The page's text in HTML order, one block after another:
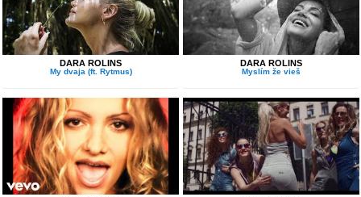
DARA ROLINS
My dvaja (ft. Rytmus)
DARA ROLINS
Myslím že vieš